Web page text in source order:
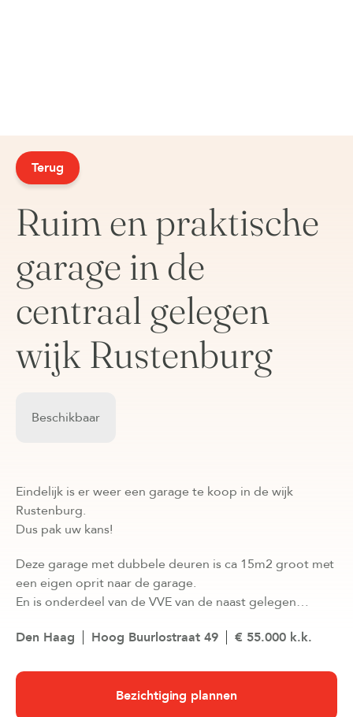
Terug
Ruim en praktische
garage in de
centraal gelegen
wijk Rustenburg
Beschikbaar
Eindelijk is er weer een garage te koop in de wijk
Rustenburg.
Dus pak uw kans!
Deze garage met dubbele deuren is ca 15m2 groot met
een eigen oprit naar de garage.
En is onderdeel van de VVE van de naast gelegen…
Den Haag Hoog Buurlostraat 49 € 55.000 k.k.
Bezichtiging plannen